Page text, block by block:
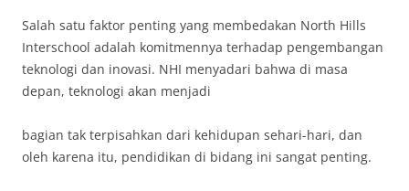
Salah satu faktor penting yang membedakan North Hills
Interschool adalah komitmennya terhadap pengembangan
teknologi dan inovasi. NHI menyadari bahwa di masa
depan, teknologi akan menjadi
bagian tak terpisahkan dari kehidupan sehari-hari, dan
oleh karena itu, pendidikan di bidang ini sangat penting.